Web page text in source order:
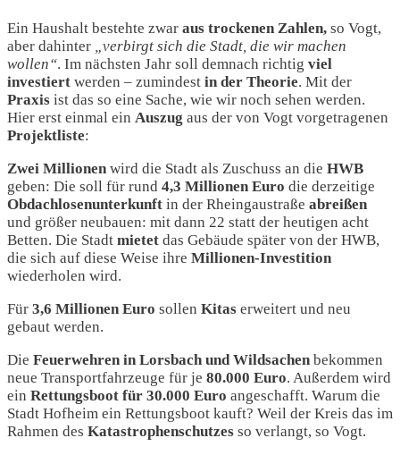
Ein Haushalt bestehte zwar aus trockenen Zahlen, so Vogt,
aber dahinter „verbirgt sich die Stadt, die wir machen
wollen“. Im nächsten Jahr soll demnach richtig viel
investiert werden – zumindest in der Theorie. Mit der
Praxis ist das so eine Sache, wie wir noch sehen werden.
Hier erst einmal ein Auszug aus der von Vogt vorgetragenen
Projektliste:
Zwei Millionen wird die Stadt als Zuschuss an die HWB
geben: Die soll für rund 4,3 Millionen Euro die derzeitige
Obdachlosenunterkunft in der Rheingaustraße abreißen
und größer neubauen: mit dann 22 statt der heutigen acht
Betten. Die Stadt mietet das Gebäude später von der HWB,
die sich auf diese Weise ihre Millionen-Investition
wiederholen wird.
Für 3,6 Millionen Euro sollen Kitas erweitert und neu
gebaut werden.
Die Feuerwehren in Lorsbach und Wildsachen bekommen
neue Transportfahrzeuge für je 80.000 Euro. Außerdem wird
ein Rettungsboot für 30.000 Euro angeschafft. Warum die
Stadt Hofheim ein Rettungsboot kauft? Weil der Kreis das im
Rahmen des Katastrophenschutzes so verlangt, so Vogt.